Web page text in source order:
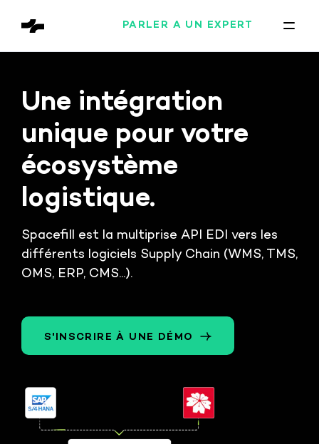
PARLER À UN EXPERT
Une intégration
unique pour votre
écosystème
logistique.
Spacefill est la multiprise API EDI vers les
différents logiciels Supply Chain (WMS, TMS,
OMS, ERP, CMS...).
S'INSCRIRE À UNE DÉMO